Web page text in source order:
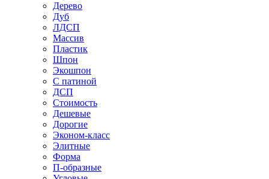
Дерево
Дуб
ЛДСП
Массив
Пластик
Шпон
Экошпон
С патиной
ДСП
Стоимость
Дешевые
Дорогие
Эконом-класс
Элитные
Форма
П-образные